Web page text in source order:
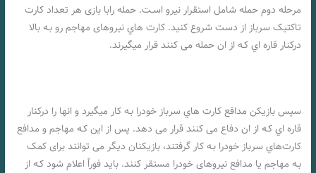
مرحله دوم حمله شامل استقرار نیرو اسـت. حمله رابا بازی هر تعداد کارت
تاکتیک سرباز از دست شروع کنید. کارت هاي‌ نیروهای مهاجم رو بـه بالا
درکنار قاره اي کـه از ان حمله می کنند قرار میگیرند.
سپس بازیکن مدافع کارت هاي‌ سرباز خودرا بـه کار میگیرد و انها را درکنار
قاره اي کـه از ان دفاع می کنند قرار می دهد. پس از این کـه مهاجم و مدافع
کارت‌هاي‌ سرباز خودرا بـه کار گرفتند، بازیکنان دیگر می توانند برای کمک
بـه مهاجم یا مدافع نیروهای خودرا مستقر کنند. باید فوراً اعلام شود کـه از